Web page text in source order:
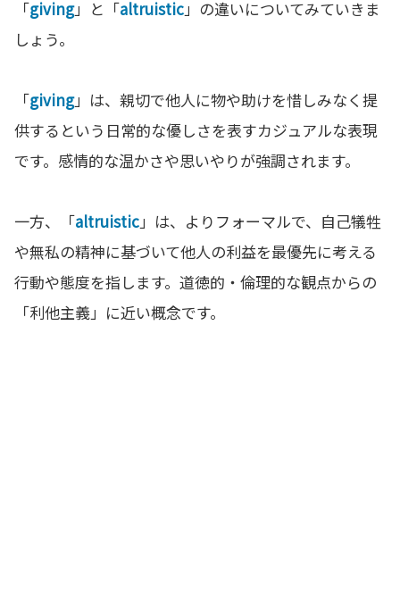
「giving」と「altruistic」の違いについてみていきま
しょう。
「giving」は、親切で他人に物や助けを惜しみなく提
供するという日常的な優しさを表すカジュアルな表現
です。感情的な温かさや思いやりが強調されます。
一方、「altruistic」は、よりフォーマルで、自己犠牲
や無私の精神に基づいて他人の利益を最優先に考える
行動や態度を指します。道徳的・倫理的な観点からの
「利他主義」に近い概念です。